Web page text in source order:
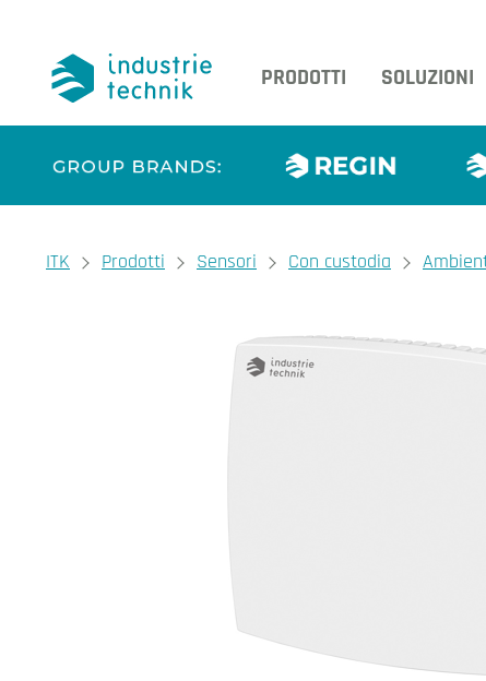
PRODOTTI
SOLUZIONI
You are here:
ITK Prodotti Sensori Con custodia